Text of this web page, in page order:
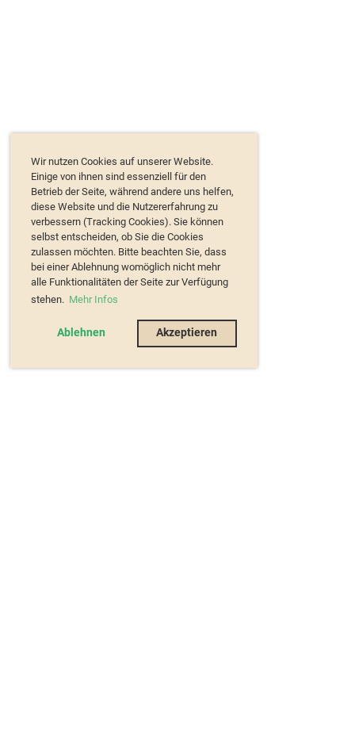
Wir nutzen Cookies auf unserer Website.
Einige von ihnen sind essenziell für den
Betrieb der Seite, während andere uns helfen,
diese Website und die Nutzererfahrung zu
verbessern (Tracking Cookies). Sie können
selbst entscheiden, ob Sie die Cookies
zulassen möchten. Bitte beachten Sie, dass
bei einer Ablehnung womöglich nicht mehr
alle Funktionalitäten der Seite zur Verfügung
stehen. Mehr Infos
Ablehnen Akzeptieren